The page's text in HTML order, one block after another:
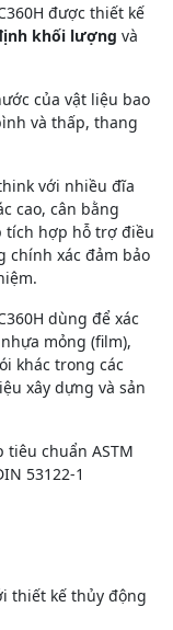
được thiết kế
khối lượng và
của vật liệu bao
và thấp, thang
với nhiều đĩa
cao, cân bằng
tích hợp hỗ trợ điều
chính xác đảm bảo
dùng để xác
mỏng (film),
khác trong các
xây dựng và sản
chuẩn ASTM
53122-1
thiết kế thủy động